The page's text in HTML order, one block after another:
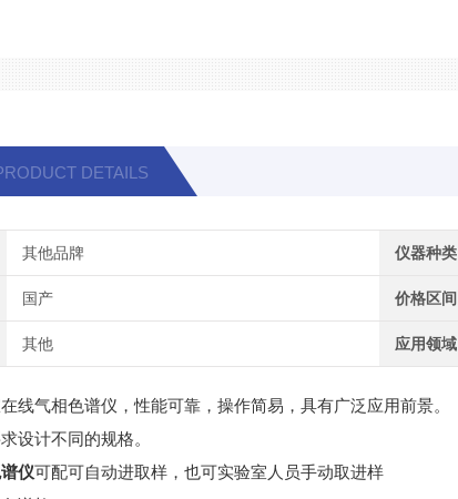
DETAILS
其他品牌 仪器种类
国产 价格区间
其他 应用领域
在线气相色谱仪，性能可靠，操作简易，具有广泛应用前景。
设计不同的规格。
仪可配可自动进取样，也可实验室人员手动取进样